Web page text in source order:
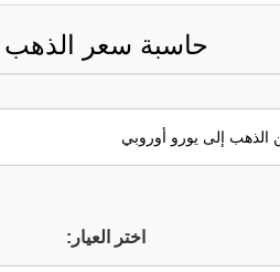
حاسبة سعر الذهب
اختر العيار: